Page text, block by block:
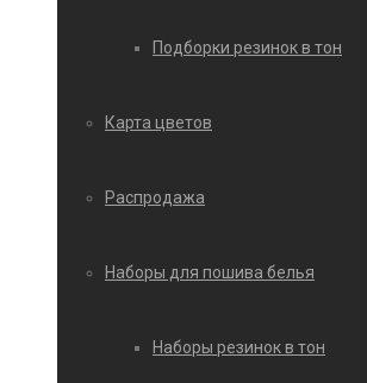
Подборки резинок в тон
Карта цветов
Распродажа
Наборы для пошива белья
Наборы резинок в тон